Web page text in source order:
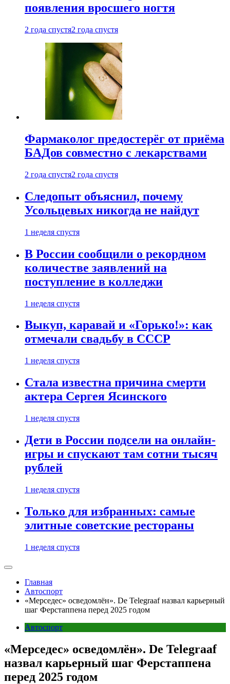
появления вросшего ногтя
2 года спустя2 года спустя
Фармаколог предостерёг от приёма
БАДов совместно с лекарствами
2 года спустя2 года спустя
Следопыт объяснил, почему
Усольцевых никогда не найдут
1 неделя спустя
В России сообщили о рекордном
количестве заявлений на
поступление в колледжи
1 неделя спустя
Выкуп, каравай и «Горько!»: как
отмечали свадьбу в СССР
1 неделя спустя
Стала известна причина смерти
актера Сергея Ясинского
1 неделя спустя
Дети в России подсели на онлайн-
игры и спускают там сотни тысяч
рублей
1 неделя спустя
Только для избранных: самые
элитные советские рестораны
1 неделя спустя
Главная
Автоспорт
«Мерседес» осведомлён». De Telegraaf назвал карьерный
шаг Ферстаппена перед 2025 годом
Автоспорт
«Мерседес» осведомлён». De Telegraaf
назвал карьерный шаг Ферстаппена
перед 2025 годом